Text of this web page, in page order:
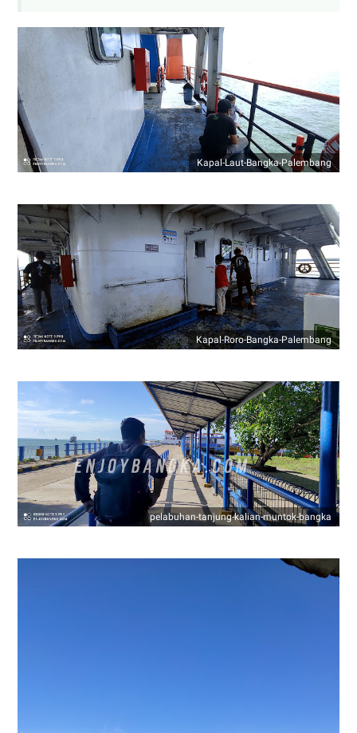
Kapal-Laut-Bangka-Palembang
Kapal-Roro-Bangka-Palembang
pelabuhan-tanjung-kalian-muntok-bangka